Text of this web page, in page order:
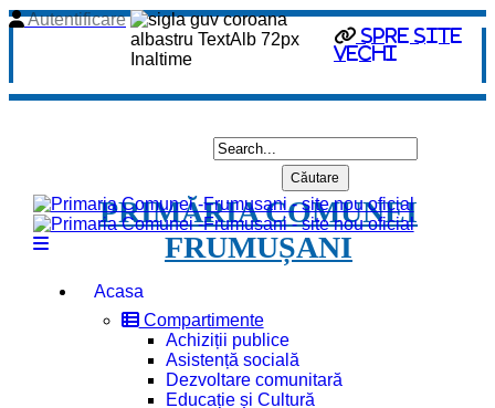
spre site
vechi
Autentificare
PRIMĂRIA COMUNEI
FRUMUȘANI
Acasa
Compartimente
Achiziții publice
Asistență socială
Dezvoltare comunitară
Educație și Cultură